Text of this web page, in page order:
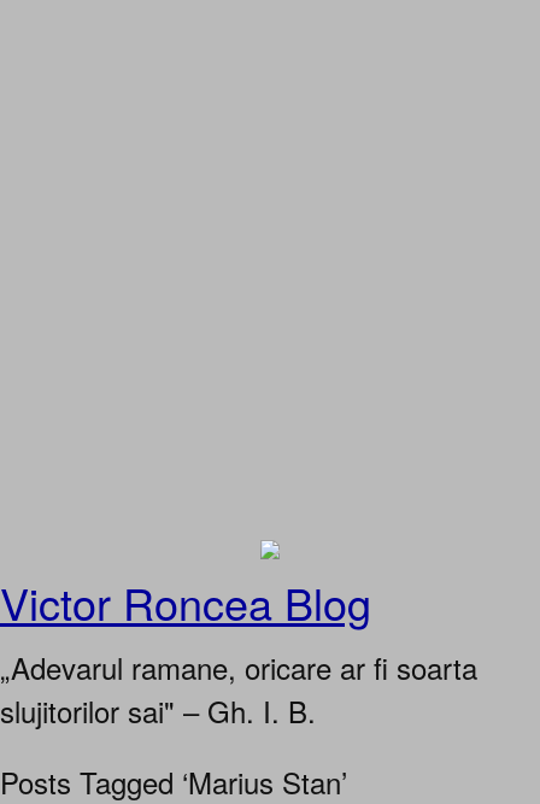
Victor Roncea Blog
„Adevarul ramane, oricare ar fi soarta
slujitorilor sai" – Gh. I. B.
Posts Tagged ‘Marius Stan’